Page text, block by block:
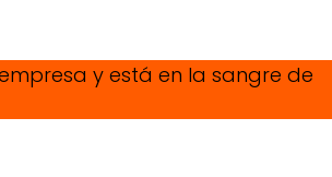
y está en la sangre de